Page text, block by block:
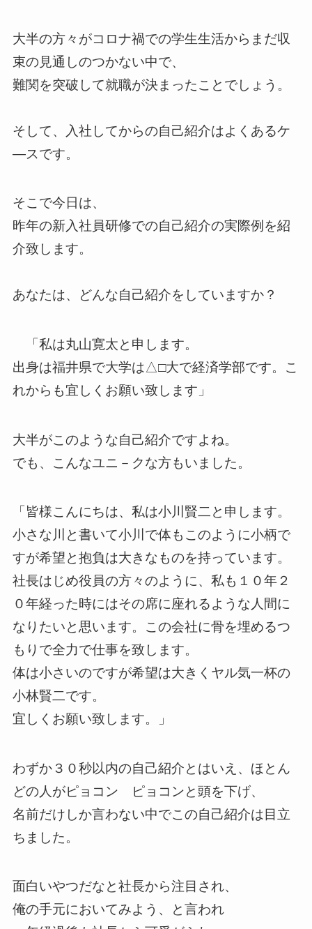
大半の方々がコロナ禍での学生生活からまだ収
束の見通しのつかない中で、
難関を突破して就職が決まったことでしょう。
そして、入社してからの自己紹介はよくあるケ
―スです。
そこで今日は、
昨年の新入社員研修での自己紹介の実際例を紹
介致します。
あなたは、どんな自己紹介をしていますか？
「私は丸山寛太と申します。
出身は福井県で大学は△□大で経済学部です。こ
れからも宜しくお願い致します」
大半がこのような自己紹介ですよね。
でも、こんなユニ－クな方もいました。
「皆様こんにちは、私は小川賢二と申します。
小さな川と書いて小川で体もこのように小柄で
すが希望と抱負は大きなものを持っています。
社長はじめ役員の方々のように、私も１０年２
０年経った時にはその席に座れるような人間に
なりたいと思います。この会社に骨を埋めるつ
もりで全力で仕事を致します。
体は小さいのですが希望は大きくヤル気一杯の
小林賢二です。
宜しくお願い致します。」
わずか３０秒以内の自己紹介とはいえ、ほとん
どの人がピョコン ピョコンと頭を下げ、
名前だけしか言わない中でこの自己紹介は目立
ちました。
面白いやつだなと社長から注目され、
俺の手元においてみよう、と言われ